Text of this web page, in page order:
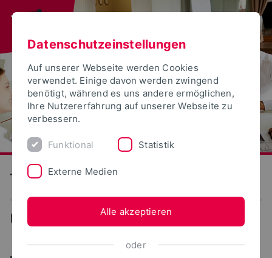
Technische Hochschule Ostwestfalen-Lippe
Studiengänge
Datenschutzeinstellungen
Auf unserer Webseite werden Cookies
verwendet. Einige davon werden zwingend
benötigt, während es uns andere ermöglichen,
Ihre Nutzererfahrung auf unserer Webseite zu
verbessern.
Funktional Statistik
Externe Medien
Alle akzeptieren
oder